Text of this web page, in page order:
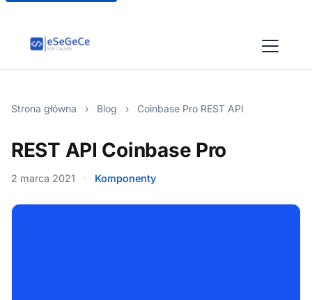
Strona główna › Blog › Coinbase Pro REST API
REST API Coinbase Pro
2 marca 2021 · Komponenty